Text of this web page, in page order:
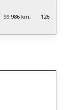
99.986 km, 126